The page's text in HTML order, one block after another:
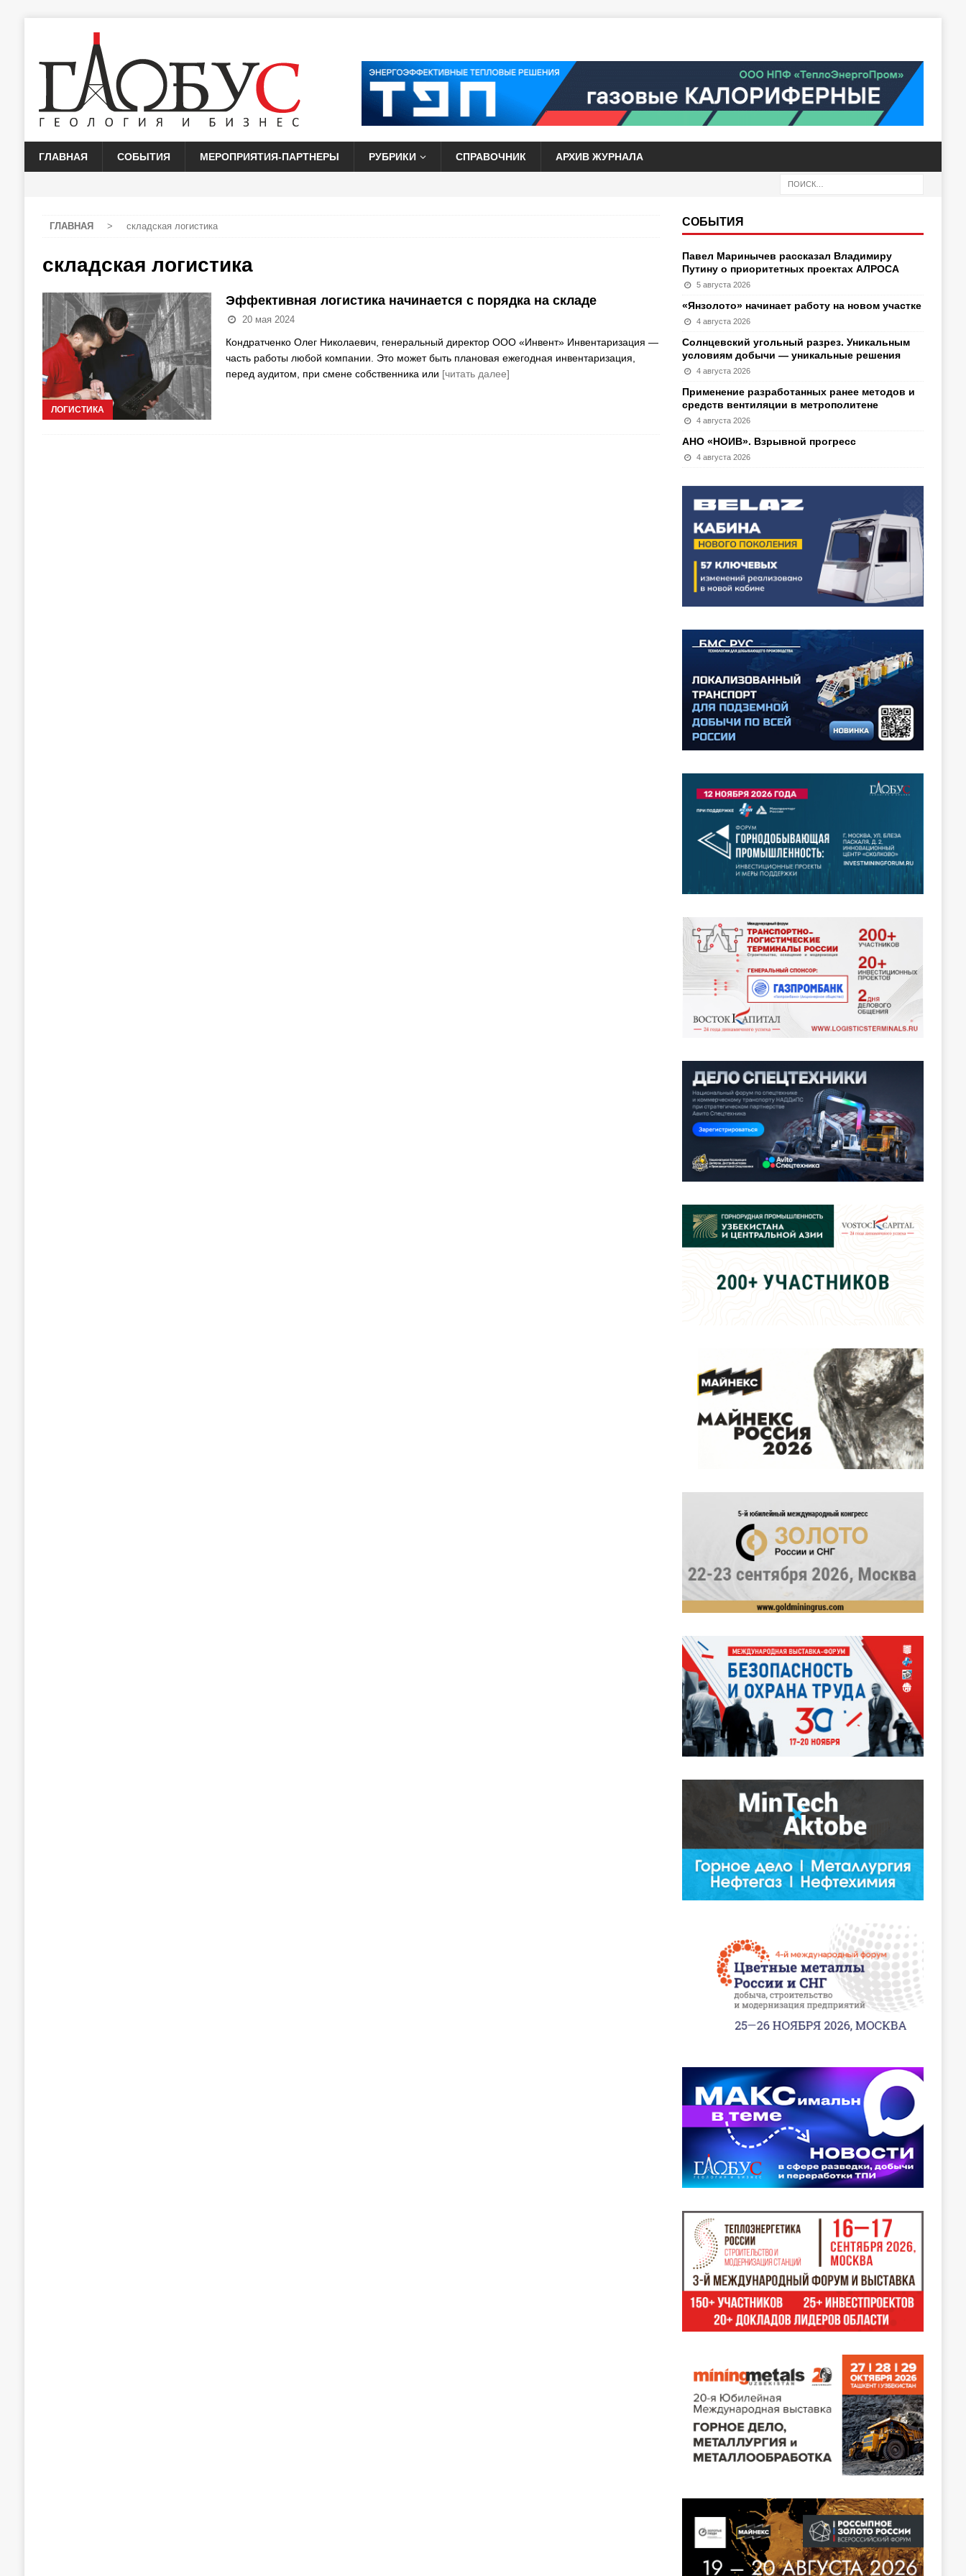
ГЛАВНАЯ СОБЫТИЯ МЕРОПРИЯТИЯ-ПАРТНЕРЫ РУБРИКИ СПРАВОЧНИК АРХИВ ЖУРНАЛА
ГЛАВНАЯ > складская логистика
складская логистика
ЛОГИСТИКА
Эффективная логистика начинается с порядка на складе
20 мая 2024
Кондратченко Олег Николаевич, генеральный директор ООО «Инвент» Инвентаризация —
часть работы любой компании. Это может быть плановая ежегодная инвентаризация,
перед аудитом, при смене собственника или [читать далее]
СОБЫТИЯ
Павел Маринычев рассказал Владимиру
Путину о приоритетных проектах АЛРОСА
5 августа 2026
«Янзолото» начинает работу на новом участке
4 августа 2026
Солнцевский угольный разрез. Уникальным
условиям добычи — уникальные решения
4 августа 2026
Применение разработанных ранее методов и
средств вентиляции в метрополитене
4 августа 2026
АНО «НОИВ». Взрывной прогресс
4 августа 2026